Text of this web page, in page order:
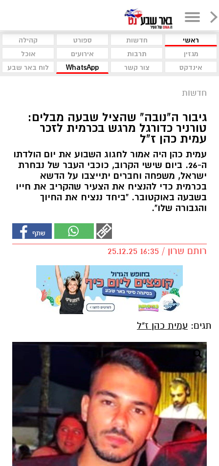
ראשי חדשות ספורט
קהילה
מגזין
תרבות אירועים
אוכל
אינדקס
צור קשר WhatsApp לוח באר שבע
חדשות
גיבור ה"נובה" שהציל שבעה מבלים:
טורניר כדורגל מרגש בכרמית לזכר
עמית כהן ז"ל
עמית כהן היה אמור לחגוג השבוע את יום הולדתו
ה-26. ביום שישי הקרוב, כוכבי העבר של נבחרת
ישראל, משפחה וחברים יתייצבו על הדשא
בכרמית כדי להנציח את הצעיר שהקריב את חייו
בשבעה באוקטובר. "ביחד ננציח את החיוך
והגבורה שלו".
רותם שרון / 16:35 25.12.25
עמית כהן ז"ל
עמית כהן ז"ל ממיתר. צילום: פרטי